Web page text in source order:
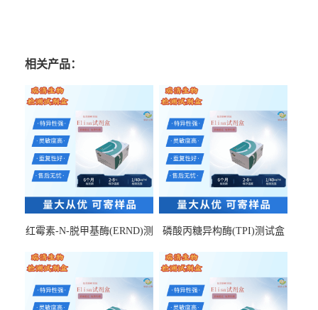
相关产品：
红霉素-N-脱甲基酶(ERND)测
磷酸丙糖异构酶(TPI)测试盒